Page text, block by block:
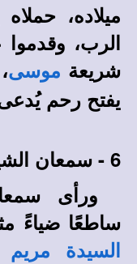
ميلاده،
الرب، وقدموا
شريعة موسى
يفتح رحم
6 - سمعان الشيخ والطفل:
ورأى
ساطعًا ضياءً
السيدة مريم